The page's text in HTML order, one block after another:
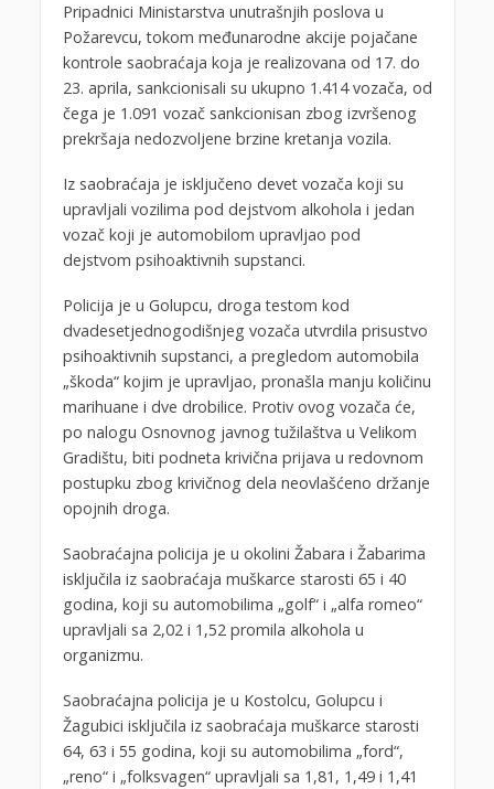
Pripadnici Ministarstva unutrašnjih poslova u
Požarevcu, tokom međunarodne akcije pojačane
kontrole saobraćaja koja je realizovana od 17. do
23. aprila, sankcionisali su ukupno 1.414 vozača, od
čega je 1.091 vozač sankcionisan zbog izvršenog
prekršaja nedozvoljene brzine kretanja vozila.
Iz saobraćaja je isključeno devet vozača koji su
upravljali vozilima pod dejstvom alkohola i jedan
vozač koji je automobilom upravljao pod
dejstvom psihoaktivnih supstanci.
Policija je u Golupcu, droga testom kod
dvadesetjednogodišnjeg vozača utvrdila prisustvo
psihoaktivnih supstanci, a pregledom automobila
„škoda“ kojim je upravljao, pronašla manju količinu
marihuane i dve drobilice. Protiv ovog vozača će,
po nalogu Osnovnog javnog tužilaštva u Velikom
Gradištu, biti podneta krivična prijava u redovnom
postupku zbog krivičnog dela neovlašćeno držanje
opojnih droga.
Saobraćajna policija je u okolini Žabara i Žabarima
isključila iz saobraćaja muškarce starosti 65 i 40
godina, koji su automobilima „golf“ i „alfa romeo“
upravljali sa 2,02 i 1,52 promila alkohola u
organizmu.
Saobraćajna policija je u Kostolcu, Golupcu i
Žagubici isključila iz saobraćaja muškarce starosti
64, 63 i 55 godina, koji su automobilima „ford“,
„reno“ i „folksvagen“ upravljali sa 1,81, 1,49 i 1,41